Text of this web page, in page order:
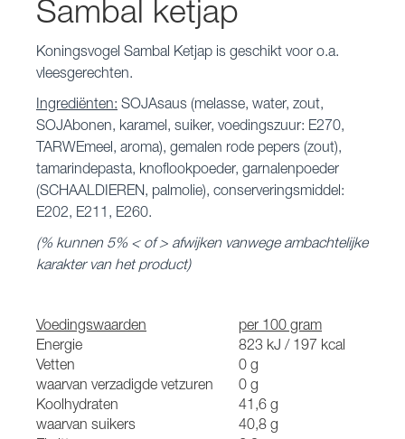
Sambal ketjap
Koningsvogel Sambal Ketjap is geschikt voor o.a.
vleesgerechten.
Ingrediënten: SOJAsaus (melasse, water, zout,
SOJAbonen, karamel, suiker, voedingszuur: E270,
TARWEmeel, aroma), gemalen rode pepers (zout),
tamarindepasta, knoflookpoeder, garnalenpoeder
(SCHAALDIEREN, palmolie), conserveringsmiddel:
E202, E211, E260.
(% kunnen 5% < of > afwijken vanwege ambachtelijke
karakter van het product)
Voedingswaarden
per 100 gram
Energie
823 kJ / 197 kcal
Vetten
0 g
waarvan verzadigde vetzuren
0 g
Koolhydraten
41,6 g
waarvan suikers
40,8 g